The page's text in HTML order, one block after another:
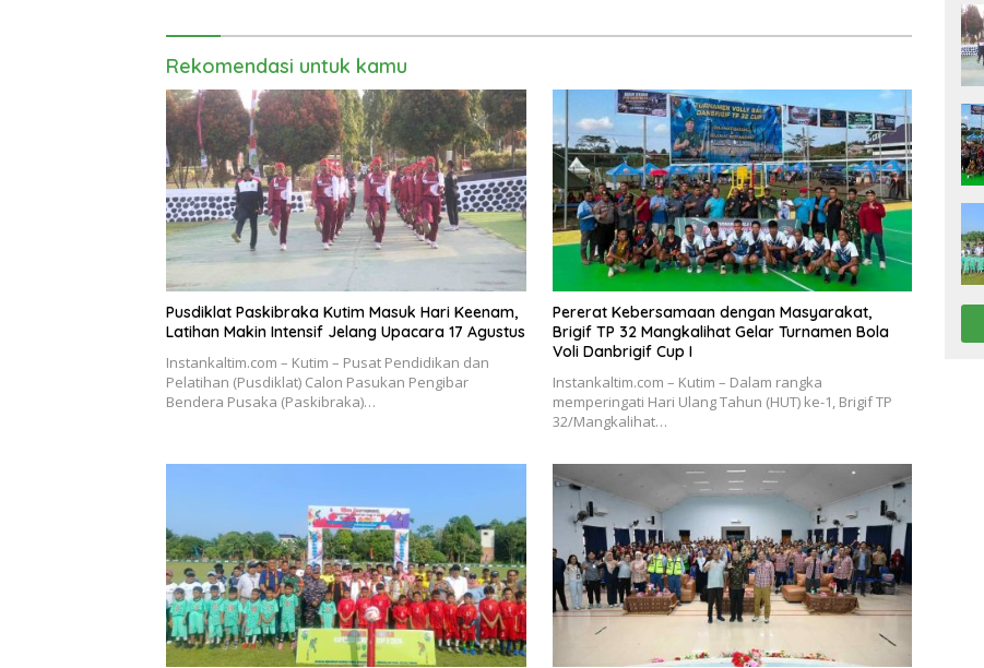
Rekomendasi untuk kamu
Pusdiklat Paskibraka Kutim Masuk Hari Keenam,
Latihan Makin Intensif Jelang Upacara 17 Agustus
Instankaltim.com – Kutim – Pusat Pendidikan dan
Pelatihan (Pusdiklat) Calon Pasukan Pengibar
Bendera Pusaka (Paskibraka)…
Pererat Kebersamaan dengan Masyarakat,
Brigif TP 32 Mangkalihat Gelar Turnamen Bola
Voli Danbrigif Cup I
Instankaltim.com – Kutim – Dalam rangka
memperingati Hari Ulang Tahun (HUT) ke-1, Brigif TP
32/Mangkalihat…